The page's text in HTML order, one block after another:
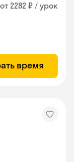
от 2282 ₽ / урок
время